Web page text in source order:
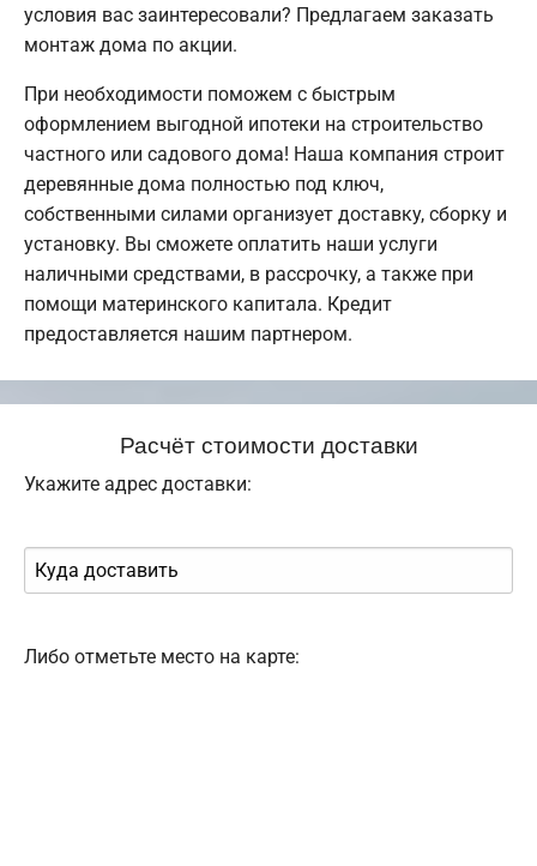
условия вас заинтересовали? Предлагаем заказать
монтаж дома по акции.
При необходимости поможем с быстрым
оформлением выгодной ипотеки на строительство
частного или садового дома! Наша компания строит
деревянные дома полностью под ключ,
собственными силами организует доставку, сборку и
установку. Вы сможете оплатить наши услуги
наличными средствами, в рассрочку, а также при
помощи материнского капитала. Кредит
предоставляется нашим партнером.
Расчёт стоимости доставки
Укажите адрес доставки:
Либо отметьте место на карте: